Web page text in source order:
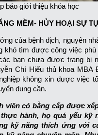
báo giới thiệu khóa học
MỀM- HỦY HOẠI SỰ
của bệnh dịch, nguyên
khó tìm được công việc
bạn chưa được trang bị
Chí Hiếu thủ khoa MBA
không xin được việc
dụng cần.
viên có bằng cấp được
hành, họ quá yếu kỹ
kỹ năng thích ứng với